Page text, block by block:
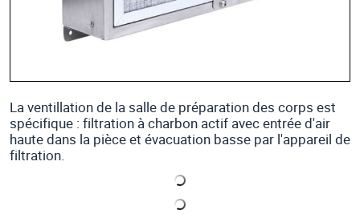
La ventillation de la salle de préparation des corps est
spécifique : filtration à charbon actif avec entrée d'air
haute dans la pièce et évacuation basse par l'appareil de
filtration.